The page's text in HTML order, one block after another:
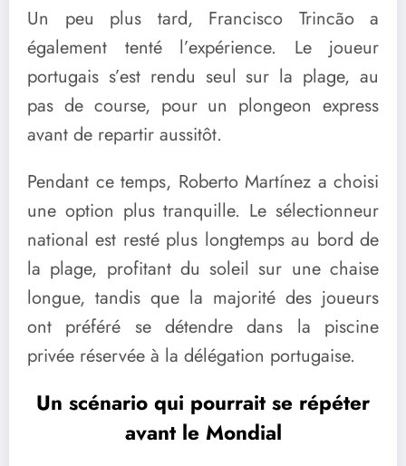
Un peu plus tard, Francisco Trincão a
également tenté l’expérience. Le joueur
portugais s’est rendu seul sur la plage, au
pas de course, pour un plongeon express
avant de repartir aussitôt.
Pendant ce temps, Roberto Martínez a choisi
une option plus tranquille. Le sélectionneur
national est resté plus longtemps au bord de
la plage, profitant du soleil sur une chaise
longue, tandis que la majorité des joueurs
ont préféré se détendre dans la piscine
privée réservée à la délégation portugaise.
Un scénario qui pourrait se répéter
avant le Mondial